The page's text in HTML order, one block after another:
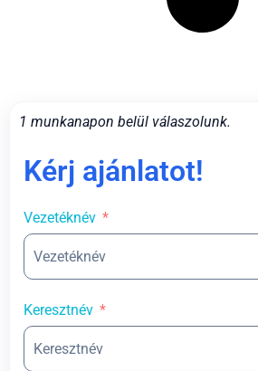
1 munkanapon belül válaszolunk.
Kérj ajánlatot!
Vezetéknév
Keresztnév